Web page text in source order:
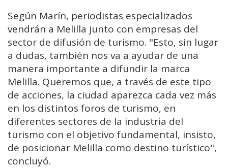
Según Marín, periodistas especializados
vendrán a Melilla junto con empresas del
sector de difusión de turismo. "Esto, sin lugar
a dudas, también nos va a ayudar de una
manera importante a difundir la marca
Melilla. Queremos que, a través de este tipo
de acciones, la ciudad aparezca cada vez más
en los distintos foros de turismo, en
diferentes sectores de la industria del
turismo con el objetivo fundamental, insisto,
de posicionar Melilla como destino turístico",
concluyó.